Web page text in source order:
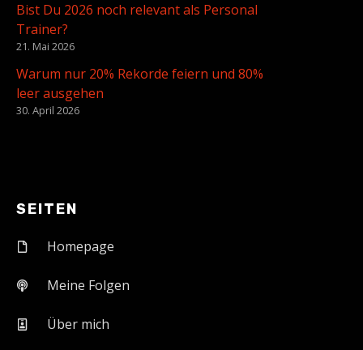
Bist Du 2026 noch relevant als Personal
Trainer?
21. Mai 2026
Warum nur 20% Rekorde feiern und 80%
leer ausgehen
30. April 2026
SEITEN
Homepage
Meine Folgen
Über mich